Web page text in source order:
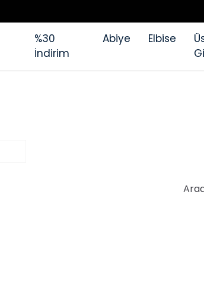
TÜM ÜRÜNLERDE 10.000
%30
İndirim
Abiye Elbise